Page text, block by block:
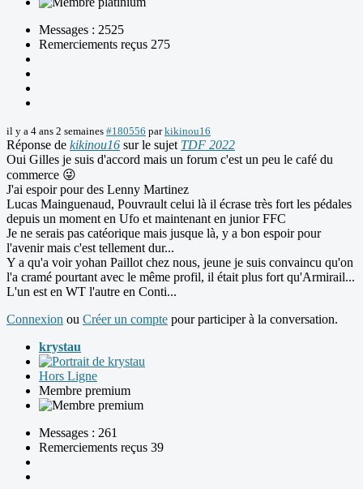
Messages : 2525
Remerciements reçus 275
il y a 4 ans 2 semaines #180556 parkikinou16
Réponse de kikinou16 sur le sujet TDF 2022
Oui Gilles je suis d'accord mais un forum c'est un peu le café du
commerce 😜
J'ai espoir pour des Lenny Martinez
Lucas Mainguenaud, Pouvrault celui là il écrase très fort les pédales
depuis un moment en Ufo et maintenant en junior FFC
Je ne serais pas catéorique mais jusque là, y a bon espoir pour
l'avenir mais c'est tellement dur...
Y a qu'a voir yohan Paillot chez nous, jeune je suis convaincu qu'on
l'a cramé pourtant avec le même profil, il était plus fort qu'Armirail...
L'un est en WT l'autre en Conti...
Connexion ou Créer un compte pour participer à la conversation.
krystau
Hors Ligne
Membre premium
Messages : 261
Remerciements reçus 39